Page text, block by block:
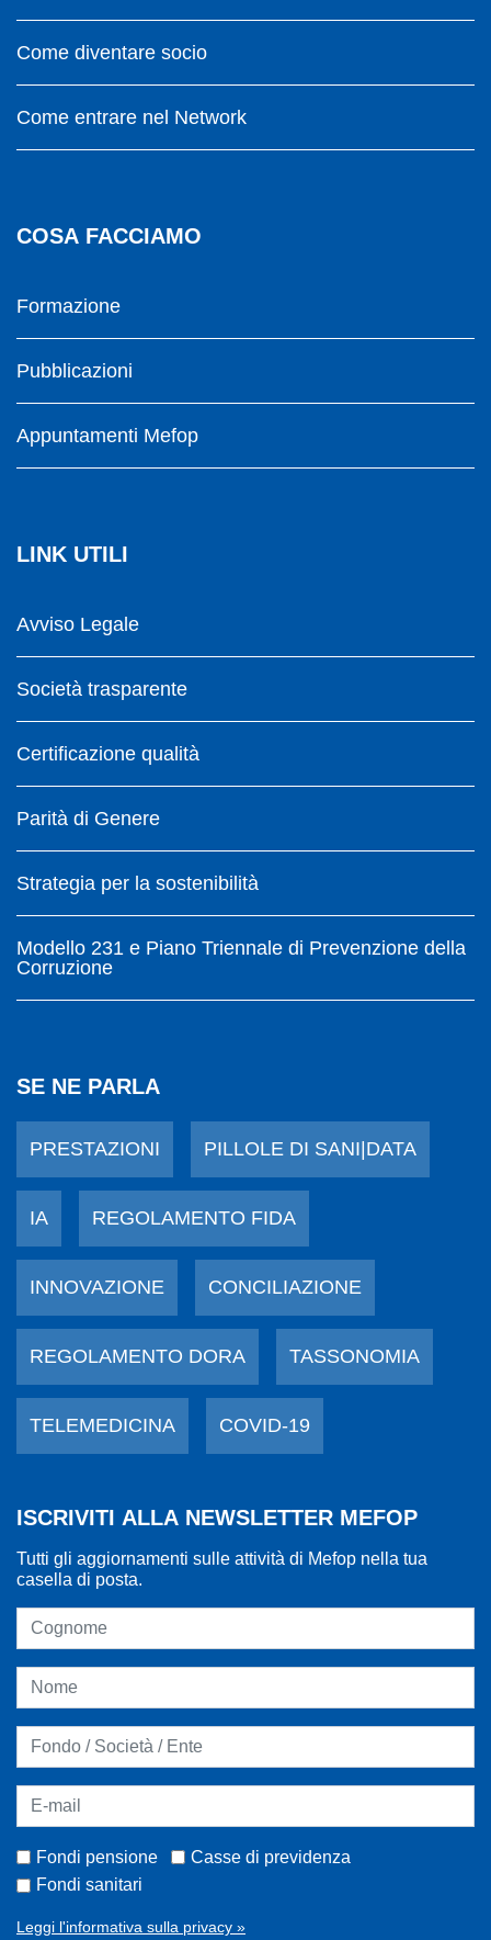
Come diventare socio
Come entrare nel Network
COSA FACCIAMO
Formazione
Pubblicazioni
Appuntamenti Mefop
LINK UTILI
Avviso Legale
Società trasparente
Certificazione qualità
Parità di Genere
Strategia per la sostenibilità
Modello 231 e Piano Triennale di Prevenzione della
Corruzione
SE NE PARLA
PRESTAZIONI PILLOLE DI SANI|DATA
IA REGOLAMENTO FIDA
INNOVAZIONE CONCILIAZIONE
REGOLAMENTO DORA TASSONOMIA
TELEMEDICINA COVID-19
ISCRIVITI ALLA NEWSLETTER MEFOP
Tutti gli aggiornamenti sulle attività di Mefop nella tua
casella di posta.
Fondi pensione
Casse di previdenza
Fondi sanitari
Leggi l'informativa sulla privacy »